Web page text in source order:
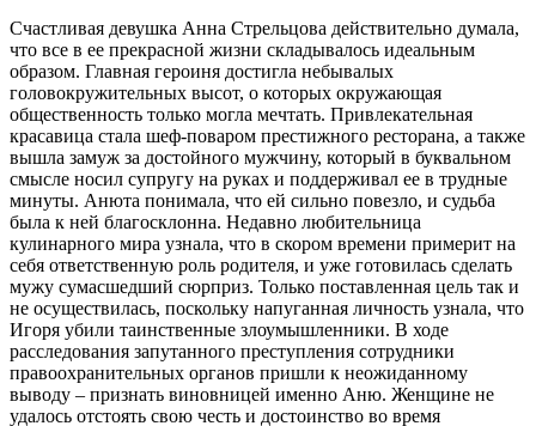
Счастливая девушка Анна Стрельцова действительно думала,
что все в ее прекрасной жизни складывалось идеальным
образом. Главная героиня достигла небывалых
головокружительных высот, о которых окружающая
общественность только могла мечтать. Привлекательная
красавица стала шеф-поваром престижного ресторана, а также
вышла замуж за достойного мужчину, который в буквальном
смысле носил супругу на руках и поддерживал ее в трудные
минуты. Анюта понимала, что ей сильно повезло, и судьба
была к ней благосклонна. Недавно любительница
кулинарного мира узнала, что в скором времени примерит на
себя ответственную роль родителя, и уже готовилась сделать
мужу сумасшедший сюрприз. Только поставленная цель так и
не осуществилась, поскольку напуганная личность узнала, что
Игоря убили таинственные злоумышленники. В ходе
расследования запутанного преступления сотрудники
правоохранительных органов пришли к неожиданному
выводу – признать виновницей именно Аню. Женщине не
удалось отстоять свою честь и достоинство во время